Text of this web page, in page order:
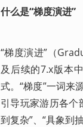
什么是“梯度演进”
“梯度演进”（
及后续的7.x版本
式。“梯度”一词来
引导玩家游历各个
到复杂”、“具象到